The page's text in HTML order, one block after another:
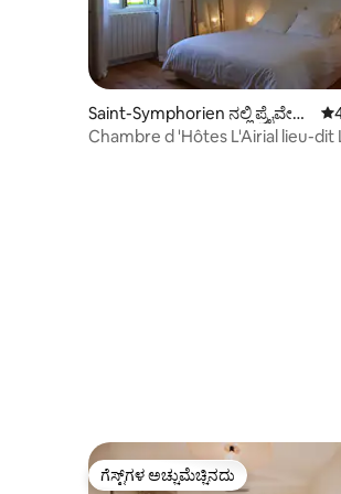
Saint-Symphorien ನಲ್ಲಿ ಪ್ರೈವೇಟ್
ರೂಮ್
5
Chambre d 'Hôtes
ಗೆಸ್ಟ್‌ಗಳ ಅಚ್ಚುಮೆಚ್ಚಿನದು
ಗೆಸ್ಟ್‌ಗಳ ಅಚ್ಚುಮೆಚ್ಚಿನದು